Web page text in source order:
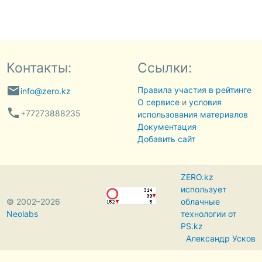
Контакты:
emailinfo@zero.kz
phone +77273888235
Ссылки:
Правила участия в рейтинге
О сервисеи условия
использования материалов
Документация
Добавить сайт
© 2002–2026
Neolabs
ZERO.kz
использует
облачные
технологии от
PS.kz
Александр Усков